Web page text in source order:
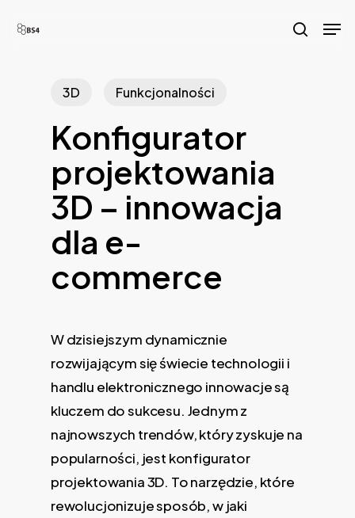
search
3D Funkcjonalności
Konfigurator
projektowania
3D – innowacja
dla e-
commerce
W dzisiejszym dynamicznie
rozwijającym się świecie technologii i
handlu elektronicznego innowacje są
kluczem do sukcesu. Jednym z
najnowszych trendów, który zyskuje na
popularności, jest konfigurator
projektowania 3D. To narzędzie, które
rewolucjonizuje sposób, w jaki